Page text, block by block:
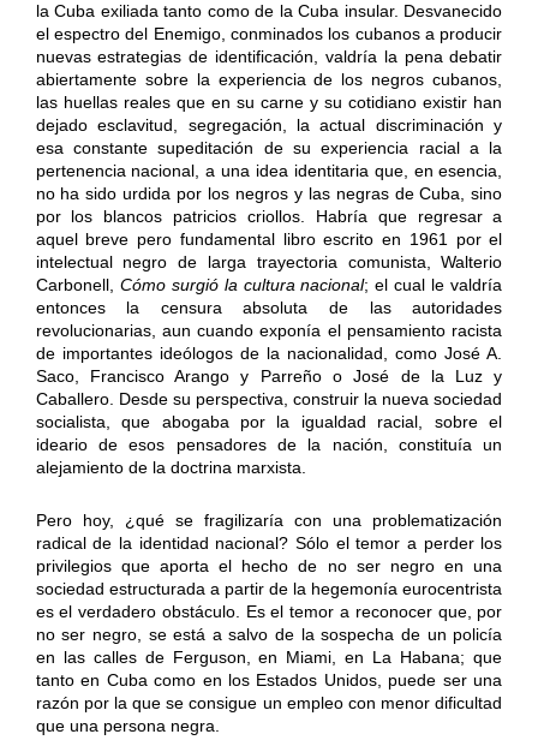
la Cuba exiliada tanto como de la Cuba insular. Desvanecido
el espectro del Enemigo, conminados los cubanos a producir
nuevas estrategias de identificación, valdría la pena debatir
abiertamente sobre la experiencia de los negros cubanos,
las huellas reales que en su carne y su cotidiano existir han
dejado esclavitud, segregación, la actual discriminación y
esa constante supeditación de su experiencia racial a la
pertenencia nacional, a una idea identitaria que, en esencia,
no ha sido urdida por los negros y las negras de Cuba, sino
por los blancos patricios criollos. Habría que regresar a
aquel breve pero fundamental libro escrito en 1961 por el
intelectual negro de larga trayectoria comunista, Walterio
Carbonell, Cómo surgió la cultura nacional; el cual le valdría
entonces la censura absoluta de las autoridades
revolucionarias, aun cuando exponía el pensamiento racista
de importantes ideólogos de la nacionalidad, como José A.
Saco, Francisco Arango y Parreño o José de la Luz y
Caballero. Desde su perspectiva, construir la nueva sociedad
socialista, que abogaba por la igualdad racial, sobre el
ideario de esos pensadores de la nación, constituía un
alejamiento de la doctrina marxista.
Pero hoy, ¿qué se fragilizaría con una problematización
radical de la identidad nacional? Sólo el temor a perder los
privilegios que aporta el hecho de no ser negro en una
sociedad estructurada a partir de la hegemonía eurocentrista
es el verdadero obstáculo. Es el temor a reconocer que, por
no ser negro, se está a salvo de la sospecha de un policía
en las calles de Ferguson, en Miami, en La Habana; que
tanto en Cuba como en los Estados Unidos, puede ser una
razón por la que se consigue un empleo con menor dificultad
que una persona negra.